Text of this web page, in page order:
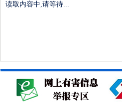
读取内容中,请等待...